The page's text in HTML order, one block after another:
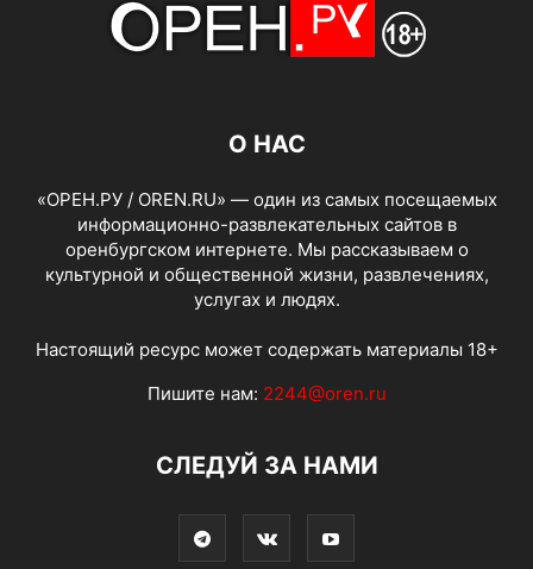
О НАС
«ОРЕН.РУ / OREN.RU» — один из самых посещаемых
информационно-развлекательных сайтов в
оренбургском интернете. Мы рассказываем о
культурной и общественной жизни, развлечениях,
услугах и людях.
Настоящий ресурс может содержать материалы 18+
Пишите нам: 2244@oren.ru
СЛЕДУЙ ЗА НАМИ